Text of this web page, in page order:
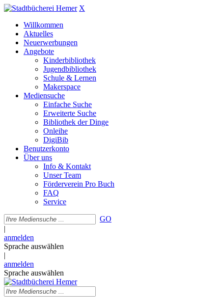
X
Willkommen
Aktuelles
Neuerwerbungen
Angebote
Kinderbibliothek
Jugendbibliothek
Schule & Lernen
Makerspace
Mediensuche
Einfache Suche
Erweiterte Suche
Bibliothek der Dinge
Onleihe
DigiBib
Benutzerkonto
Über uns
Info & Kontakt
Unser Team
Förderverein Pro Buch
FAQ
Service
GO
|
anmelden
Sprache auswählen
|
anmelden
Sprache auswählen